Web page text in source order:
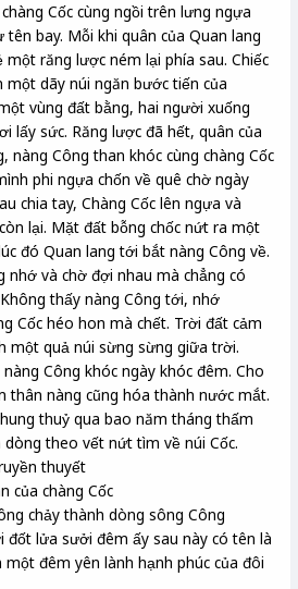
Cốc cùng ngồi trên lưng ngựa
bay. Mỗi khi quân của Quan lang
một răng lược ném lại phía sau. Chiếc
dãy núi ngăn bước tiến của
vùng đất bằng, hai người xuống
lấy sức. Răng lược đã hết, quân của
nàng Công than khóc cùng chàng Cốc
phi ngựa chốn về quê chờ ngày
chia tay, Chàng Cốc lên ngựa và
lại. Mặt đất bỗng chốc nứt ra một
đó Quan lang tới bắt nàng Công về.
và chờ đợi nhau mà chẳng có
thấy nàng Công tới, nhớ
Cốc héo hon mà chết. Trời đất cảm
một quả núi sừng sừng giữa trời.
Công khóc ngày khóc đêm. Cho
thân nàng cũng hóa thành nước mắt.
thuỷ qua bao năm tháng thấm
theo vết nứt tìm về núi Cốc.
thuyết
của chàng Cốc
chảy thành dòng sông Công
đốt lửa sưởi đêm ấy sau này có tên là
một đêm yên lành hạnh phúc của đôi